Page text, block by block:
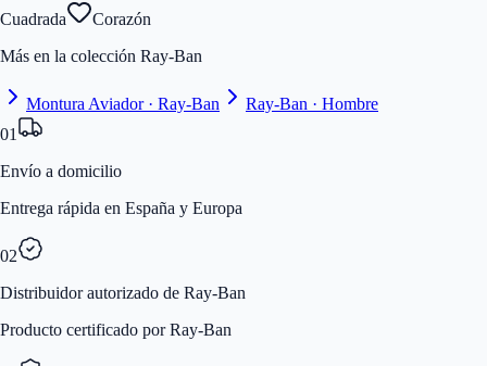
Cuadrada
Corazón
Más en la colección Ray-Ban
Montura Aviador · Ray-Ban
Ray-Ban · Hombre
01
Envío a domicilio
Entrega rápida en España y Europa
02
Distribuidor autorizado de Ray-Ban
Producto certificado por Ray-Ban